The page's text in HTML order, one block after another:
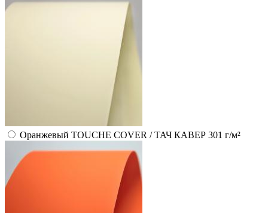
Оранжевый TOUCHE COVER / ТАЧ КАВЕР 301 г/м²